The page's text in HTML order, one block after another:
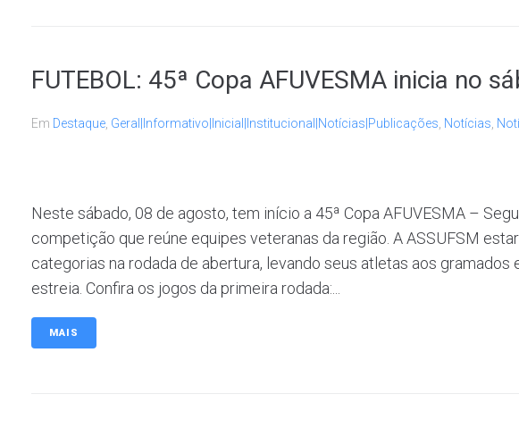
FUTEBOL: 45ª Copa AFUVESMA inicia no
Em Destaque Geral|Informativo|Inicial|Institucional|Notícias|Publicações Notícias
Neste sábado, 08 de agosto, tem início a 45ª Copa AFUVESMA –
competição que reúne equipes veteranas da região. A ASSUFSM
categorias na rodada de abertura, levando seus atletas aos gramados
estreia. Confira os jogos da primeira rodada:...
MAIS